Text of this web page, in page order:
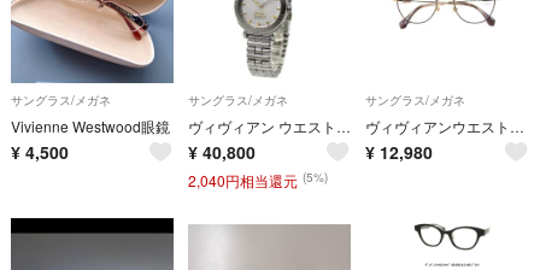
サングラス/メガネ
Vivienne Westwood眼鏡
¥ 4,500
サングラス/メガネ
ヴィヴィアン ウエストウッド VV346SWSL 1年保証 腕時計 シルバー
¥ 40,800
2,040円相当還元 (5%)
サングラス/メガネ
ヴィヴィアンウエストウッド 40-0004 メガネ ブラウン ウェリントン ITZX8FJXXS8Y
¥ 12,980